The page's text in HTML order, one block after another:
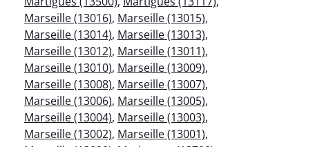
Marseille (13016), Marseille (13015),
Marseille (13014), Marseille (13013),
Marseille (13012), Marseille (13011),
Marseille (13010), Marseille (13009),
Marseille (13008), Marseille (13007),
Marseille (13006), Marseille (13005),
Marseille (13004), Marseille (13003),
Marseille (13002), Marseille (13001),